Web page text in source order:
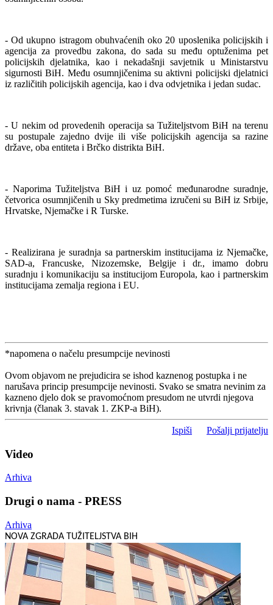
- Od ukupno istragom obuhvaćenih oko 20 uposlenika policijskih i
agencija za provedbu zakona, do sada su među optuženima pet
policijskih djelatnika, kao i nekadašnji savjetnik u Ministarstvu
sigurnosti BiH. Među osumnjičenima su aktivni policijski djelatnici
iz različitih policijskih agencija, kao i dva odvjetnika i jedan sudac.
- U nekim od provedenih operacija sa Tužiteljstvom BiH na terenu
su postupale zajedno dvije ili više policijskih agencija sa razine
države, oba entiteta i Brčko distrikta BiH.
- Naporima Tužiteljstva BiH i uz pomoć međunarodne suradnje,
četvorica osumnjičenih u Sky predmetima izručeni su BiH iz Srbije,
Hrvatske, Njemačke i R Turske.
- Realizirana je suradnja sa partnerskim institucijama iz Njemačke,
SAD-a, Francuske, Nizozemske, Belgije i dr., imamo dobru
suradnju i komunikaciju sa institucijom Europola, kao i partnerskim
institucijama zemalja regiona i EU.
*napomena o načelu presumpcije nevinosti
Ovom objavom ne prejudicira se ishod kaznenog postupka i ne
narušava princip presumpcije nevinosti. Svako se smatra nevinim za
kazneno djelo dok se pravomoćnom presudom ne utvrdi njegova
krivnja (članak 3. stavak 1. ZKP-a BiH).
Ispiši Pošalji prijatelju
Video
Arhiva
Drugi o nama - PRESS
Arhiva
NOVA ZGRADA TUŽITELJSTVA BIH